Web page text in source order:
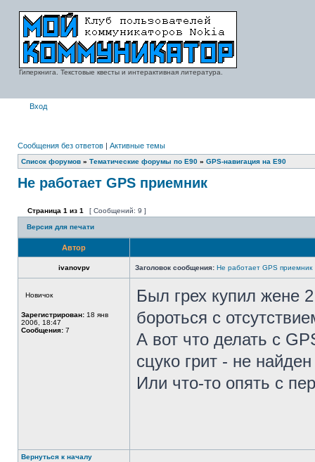
Гиперкнига. Текстовые квесты и интерактивная литература.
Вход
Сообщения без ответов | Активные темы
Список форумов » Тематические форумы по E90 » GPS-навигация на E90
Не работает GPS приемник
Страница 1 из 1 [ Сообщений: 9 ]
Версия для печати
Автор
ivanovpv Заголовок сообщения: Не работает GPS приемник
Новичок
Зарегистрирован: 18 янв
2006, 18:47
Сообщения: 7
Был грех купил жене
бороться с
А вот что делать с
сцуко грит - не
Или что-то опять с
Вернуться к началу